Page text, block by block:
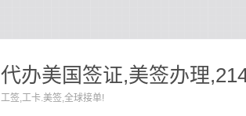
代办美国签证,美签办理
工签,工卡.美签,全球接单!